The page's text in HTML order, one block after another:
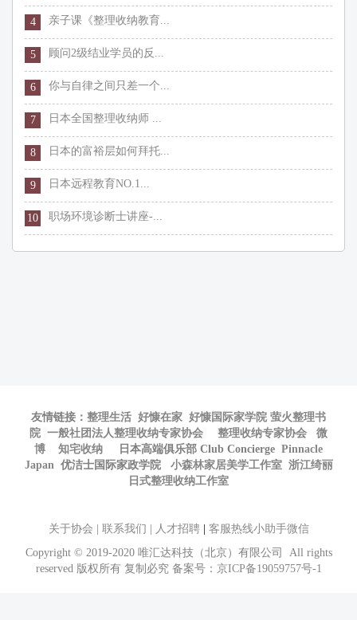
4 亲子课《整理收纳教育...
5 顾问2级结业学员的反...
6 你与自律之间只差一个...
7 日本全国整理收纳师 ...
8 日本的富裕层如何拜托...
9 日本远程教育NO.1...
10 职场环境诊断士讲座-...
友情链接： 整理生活 好慷在家 好慷国际家学院 萤火整理书
院 一般社团法人整理收纳专家协会 整理收纳专家协会
微
博
知宅收纳 日本高端俱乐部 Club Concierge Pinnacle
Japan 优洁士国际家政学院 小森林家居美学工作室 浙江绮丽
日式整理收纳工作室
关于协会 联系我们 人才招聘
客服热线小助手微信
Copyright © 2019-2020 唯汇达科技（北京）有限公司 All rights
reserved 版权所有 复制必究 备案号： 京ICP备19059757号-1